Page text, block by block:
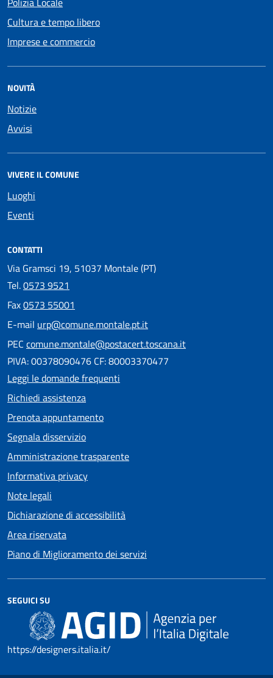
Cultura e tempo libero
Imprese e commercio
NOVITÀ
Notizie
Avvisi
VIVERE IL COMUNE
Luoghi
Eventi
CONTATTI
Via Gramsci 19, 51037 Montale (PT)
Tel.0573 9521
Fax0573 55001
E-mail urp@comune.montale.pt.it
PEC comune.montale@postacert.toscana.it
PIVA: 00378090476 CF: 80003370477
Leggi le domande frequenti
Richiedi assistenza
Prenota appuntamento
Segnala disservizio
Amministrazione trasparente
Informativa privacy
Note legali
Dichiarazione di accessibilità
Area riservata
Piano di Miglioramento dei servizi
SEGUICI SU
https://designers.italia.it/